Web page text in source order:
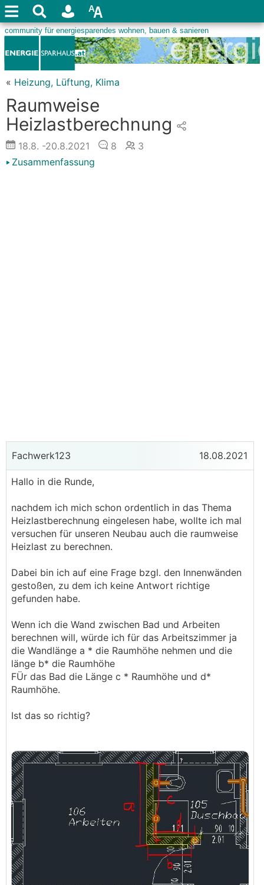
« Heizung, Lüftung, Klima
Raumweise
Heizlastberechnung
18.8. -20.8.2021 8
3
Zusammenfassung
Fachwerk123 18.08.2021
Hallo in die Runde,
nachdem ich mich schon ordentlich in das Thema
Heizlastberechnung eingelesen habe, wollte ich mal
versuchen für unseren Neubau auch die raumweise
Heizlast zu berechnen.
Dabei bin ich auf eine Frage bzgl. den Innenwänden
gestoßen, zu dem ich keine Antwort richtige
gefunden habe.
Wenn ich die Wand zwischen Bad und Arbeiten
berechnen will, würde ich für das Arbeitszimmer ja
die Wandlänge a * die Raumhöhe nehmen und die
länge b* die Raumhöhe
FÜr das Bad die Länge c * Raumhöhe und d*
Raumhöhe.
Ist das so richtig?